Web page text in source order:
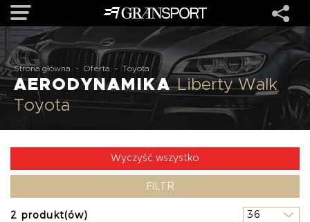
OFERTA
MARKI
O NAS
Strona główna - Oferta - Toyota
AERODYNAMIKALiberty Walk
Toyota
Wyczyść wszystko
FILTR
2 produkt(ów)